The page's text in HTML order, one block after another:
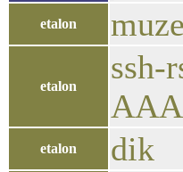
etalon
etalon
ssh-
etalon dik